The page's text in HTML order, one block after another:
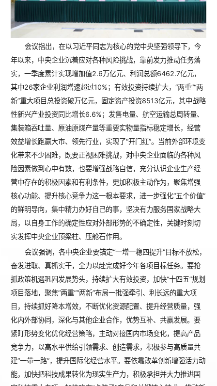
会议指出，在以习近平同志为核心的党中央坚强领导下，今
年以来，中央企业沉着应对各种风险挑战，靠前发力推动任务落
实，一季度累计实现增加值2.6万亿元、利润总额6462.7亿元，
其中26家企业利润增速超过10%；有效投资持续扩大，“两重”“两
新”重大项目总投资破万亿元，固定资产投资8513亿元，其中战略
性新兴产业投资同比增长6.6%；发售电量、航空运输总周转量、
集装箱吞吐量、原油原煤产量等重要实物量指标稳定增长，经营
效益增长跑赢大市、领先行业，实现了“开门红”。当前外部环境变
化带来不少困难，既要正视困难挑战，对中央企业面临的各种风
险因素做到心中有数，也要增强战略自信，充分认识企业生产经
营中存在的积极因素和有利条件，更加积极主动作为，聚焦增强
核心功能、提升核心竞争力这一根本要求，进一步强化“五个价值”
的鲜明导向，集中精力办好自己的事，坚决有力服务国家战略大
局，以自身工作的确定性应对外部形势的不确定性，关键时刻切
实发挥中央企业顶梁柱、压舱石作用。
会议强调，各中央企业要锚定“一增一稳四提升”目标不放松，
奋发进取、真抓实干，全力以赴完成好今年各项目标任务。要抢
抓政策机遇巩固发展势头，持续扩大有效投资，加快“十四五”规划
项目落地，聚焦“两重”“两新”布局一批强牵引、利长远的重大项
目，持续抓好降本增效，不断优化资源配置、提升经营质量，强
化内外部协同，深化与其他企业合作，优势互补、共赢发展。要
紧盯形势变化优化经营策略，主动对接国内市场变化，提高产品
竞争力，以高水平供给引领需求、创造需求，积极参与高质量共
建“一带一路”，提升国际化经营水平。要依靠改革创新增强活力动
能，加快把科技成果转化为现实生产力，积极承担并大力推进国